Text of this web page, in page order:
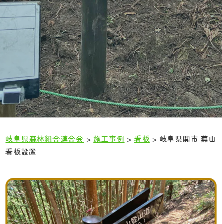
岐阜県森林組合連合会 > 施工事例 > 看板 > 岐阜県関市 蕪山
看板設置